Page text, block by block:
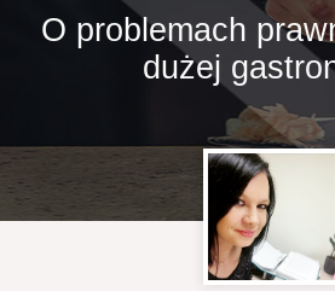
O problemach
dużej